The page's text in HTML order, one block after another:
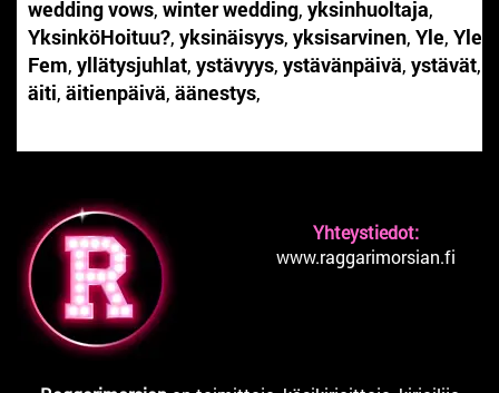
wedding vows, winter wedding, yksinhuoltaja,
YksinköHoituu?, yksinäisyys, yksisarvinen, Yle, Yle
Fem, yllätysjuhlat, ystävyys, ystävänpäivä, ystävät,
äiti, äitienpäivä, äänestys,
Yhteystiedot:
www.raggarimorsian.fi